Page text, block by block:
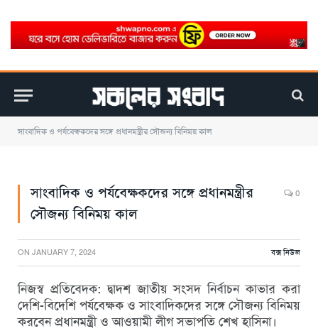
সাংবাদিক ও পর্যবেক্ষকদের সঙ্গে প্রধানমন্ত্রীর সৌজন্য বিনিময় কাল
সাংবাদিক ও পর্যবেক্ষকদের সঙ্গে প্রধানমন্ত্রীর
সৌজন্য বিনিময় কাল
0
ON JANUARY 7, 2024 বক্স নিউজ
নিজস্ব প্রতিবেদক: দ্বাদশ জাতীয় সংসদ নির্বাচন কাভার করা
দেশি-বিদেশি পর্যবেক্ষক ও সাংবাদিকদের সঙ্গে সৌজন্য বিনিময়
করবেন প্রধানমন্ত্রী ও আওয়ামী লীগ সভাপতি শেখ হাসিনা।